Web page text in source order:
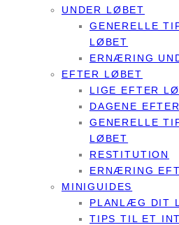
UNDER LØBET
GENERELLE
LØBET
ERNÆRING
EFTER LØBET
LIGE EFTER
DAGENE
GENERELLE
LØBET
RESTITUTION
ERNÆRING
MINIGUIDES
PLANLÆG DIT
TIPS TIL ET